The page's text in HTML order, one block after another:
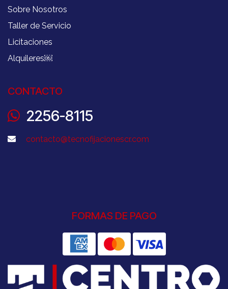
Sobre Nosotros
Taller de Servicio
Licitaciones
Alquileres￼
CONTACTO
2256-8115
contacto@tecnofijacionescr.com
FORMAS DE PAGO